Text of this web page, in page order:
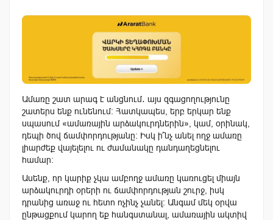
Ամառը շատ արագ է անցնում․ այս զգացողությունը
շատերս ենք ունենում։ Հատկապես, երբ երկար ենք
սպասում «ամառային արձակուրդներին», կամ, օրինակ,
դեպի ծով ճամփորդությանը։ Իսկ ի՞նչ անել ողջ ամառը
լիարժեք վայելելու ու ժամանակը դանդաղեցնելու
համար։
Ասենք, որ կարիք չկա ամբողջ ամառը կառուցել միայն
արձակուրդի օրերի ու ճամփորդության շուրջ, իսկ
դրանից առաջ ու հետո ոչինչ չանել։ Անգամ մեկ օրվա
ընթացքում կարող եք հանգստանալ, ամառային ակտիվ